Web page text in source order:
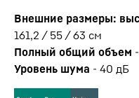
Внешние размеры:
161,2 / 55 / 63 см
Полный общий объем -
Уровень шума - 40 дБ